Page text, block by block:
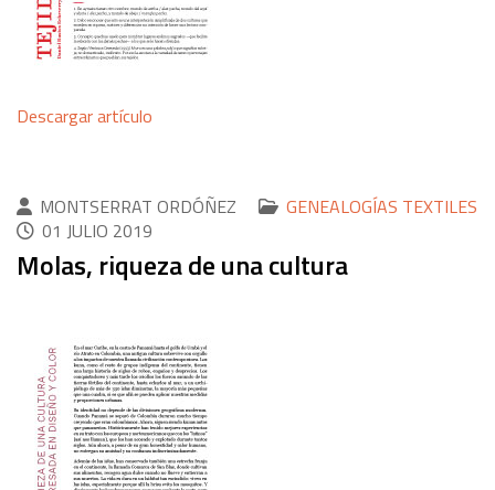
Descargar artículo
MONTSERRAT ORDÓÑEZ
GENEALOGÍAS TEXTILES
01 JULIO 2019
Molas, riqueza de una cultura